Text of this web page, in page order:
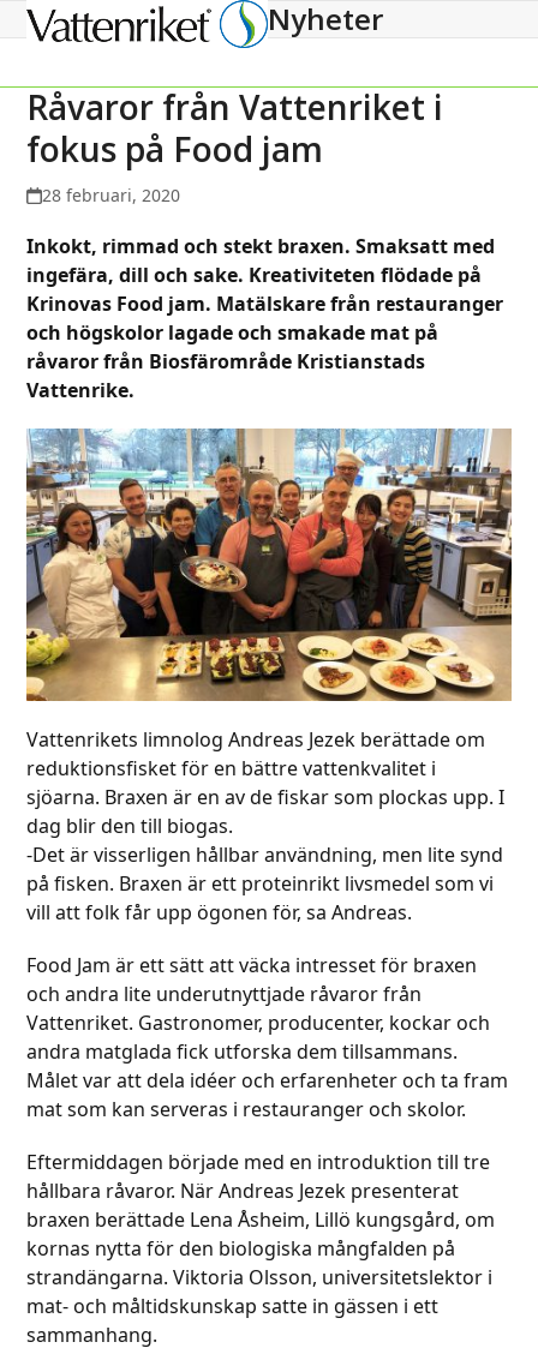
Open
menu
Close
menu
Nyheter
Råvaror från Vattenriket i
fokus på Food jam
28 februari, 2020
Inkokt, rimmad och stekt braxen. Smaksatt med
ingefära, dill och sake. Kreativiteten flödade på
Krinovas Food jam. Matälskare från restauranger
och högskolor lagade och smakade mat på
råvaror från Biosfärområde Kristianstads
Vattenrike.
Vattenrikets limnolog Andreas Jezek berättade om
reduktionsfisket för en bättre vattenkvalitet i
sjöarna. Braxen är en av de fiskar som plockas upp. I
dag blir den till biogas.
-Det är visserligen hållbar användning, men lite synd
på fisken. Braxen är ett proteinrikt livsmedel som vi
vill att folk får upp ögonen för, sa Andreas.
Food Jam är ett sätt att väcka intresset för braxen
och andra lite underutnyttjade råvaror från
Vattenriket. Gastronomer, producenter, kockar och
andra matglada fick utforska dem tillsammans.
Målet var att dela idéer och erfarenheter och ta fram
mat som kan serveras i restauranger och skolor.
Eftermiddagen började med en introduktion till tre
hållbara råvaror. När Andreas Jezek presenterat
braxen berättade Lena Åsheim, Lillö kungsgård, om
kornas nytta för den biologiska mångfalden på
strandängarna. Viktoria Olsson, universitetslektor i
mat- och måltidskunskap satte in gässen i ett
sammanhang.